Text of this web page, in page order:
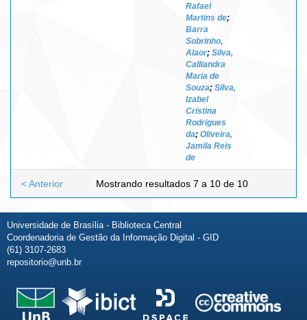
Rafael
Martins de;
Barra
Sobrinho,
Alaor; Silva,
Calliandra
Maria de
Souza; Silva,
Izabel
Cristina
Rodrigues
da; Oliveira,
Jamila Reis
de
Mostrando resultados 7 a 10 de 10
< Anterior
Universidade de Brasília - Biblioteca Central
Coordenadoria de Gestão da Informação Digital - GID
(61) 3107-2683
repositorio@unb.br